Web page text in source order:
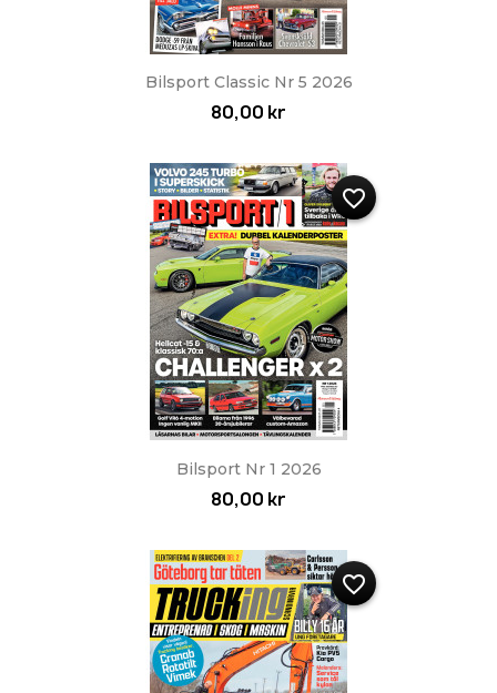
Bilsport Classic Nr 5 2026
80,00 kr
Bilsport Nr 1 2026
80,00 kr
favorite_border
favorite_border